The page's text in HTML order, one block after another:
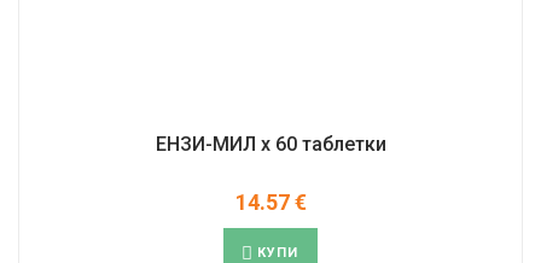
ЕНЗИ-МИЛ х 60 таблетки
14.57€
КУПИ